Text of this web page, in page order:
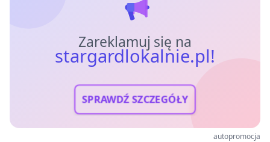
Zareklamuj się na
stargardlokalnie.pl!
SPRAWDŹ SZCZEGÓŁY
autopromocja